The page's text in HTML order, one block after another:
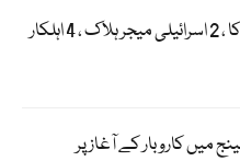
جنوبی لبنان میں دھماکا ، 2 اسرائیلی میجر ہلاک ، 4 اہلکار
میں کاروبار کے آغاز پر